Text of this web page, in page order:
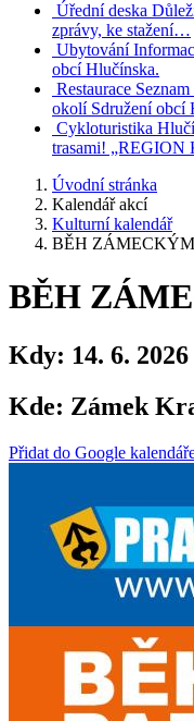
Úřední deska
zprávy, ke stažení…
Ubytování
obcí Hlučínska.
Restaurace
okolí Sdružení obcí
Cykloturistika
trasami! „REGION
Úvodní stránka
Kalendář akcí
Kulturní kalendář
BĚH
BĚH
Kdy: 14. 6.
Kde: Zámek
Přidat do Google